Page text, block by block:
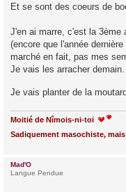
Et se sont des coeurs de
J'en ai marre, c'est la 3ème
(encore que l'année
marché en fait, pas mes
Je vais les arracher demain.
Je vais planter de la
Moitié de Nîmois-ni-toi
Sadiquement masochiste,
Mad'O
Langue Pendue